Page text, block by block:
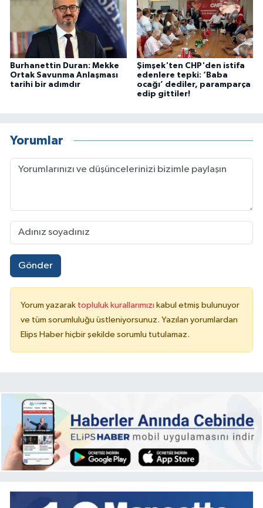
Burhanettin Duran: Mekke
Ortak Savunma Anlaşması
tarihi bir adımdır
Şimşek'ten CHP'den istifa
edenlere tepki: ‘Baba
ocağı’ dediler, paramparça
edip gittiler!
Yorumlar
Gönder
Yorum yazarak topluluk kurallarımızı kabul etmiş bulunuyor
ve tüm sorumluluğu üstleniyorsunuz. Yazılan yorumlardan
Elips Haber hiçbir şekilde sorumlu tutulamaz.